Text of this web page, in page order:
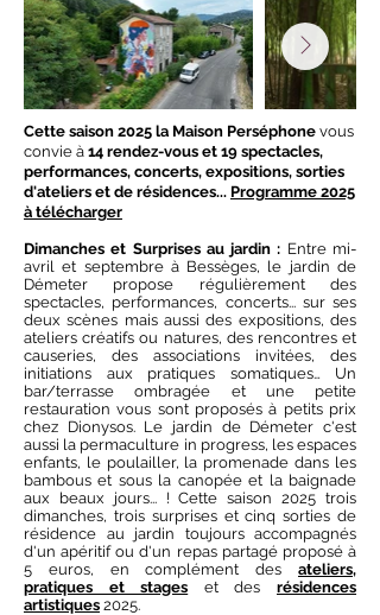
Cette saison 2025 la Maison Perséphone vous
convie à 14 rendez-vous et 19 spectacles,
performances, concerts, expositions, sorties
d'ateliers et de résidences... Programme 2025
à télécharger
Dimanches et Surprises au jardin : Entre mi-
avril et septembre à Bessèges, le jardin de
Démeter propose régulièrement des
spectacles, performances, concerts... sur ses
deux scènes mais aussi des expositions, des
ateliers créatifs ou natures, des rencontres et
causeries, des associations invitées, des
initiations aux pratiques somatiques… Un
bar/terrasse ombragée et une petite
restauration vous sont proposés à petits prix
chez Dionysos. Le jardin de Démeter c'est
aussi la permaculture in progress, les espaces
enfants, le poulailler, la promenade dans les
bambous et sous la canopée et la baignade
aux beaux jours... !​Cette saison 2025 trois
dimanches, trois surprises et cinq sorties de
résidence au jardin toujours accompagnés
d'un apéritif ou d'un repas partagé proposé à
5 euros, en complément desateliers,
pratiques et stages et desrésidences
artistiques 2025.